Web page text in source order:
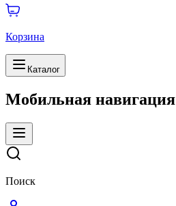
Корзина
Каталог
Мобильная навигация
Поиск